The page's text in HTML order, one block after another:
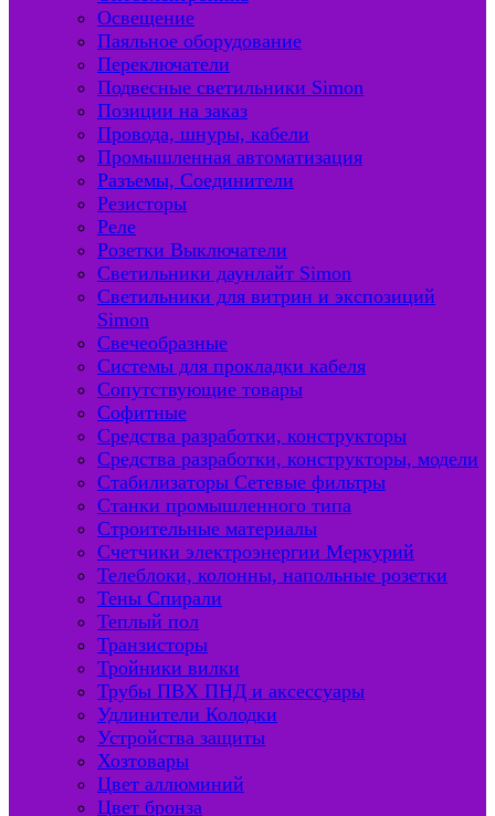
Освещение
Паяльное оборудование
Переключатели
Подвесные светильники Simon
Позиции на заказ
Провода, шнуры, кабели
Промышленная автоматизация
Разъемы, Соединители
Резисторы
Реле
Розетки Выключатели
Светильники даунлайт Simon
Светильники для витрин и экспозиций
Simon
Свечеобразные
Системы для прокладки кабеля
Сопутствующие товары
Софитные
Средства разработки, конструкторы
Средства разработки, конструкторы, модели
Стабилизаторы Сетевые фильтры
Станки промышленного типа
Строительные материалы
Счетчики электроэнергии Меркурий
Телеблоки, колонны, напольные розетки
Тены Спирали
Теплый пол
Транзисторы
Тройники вилки
Трубы ПВХ ПНД и аксессуары
Удлинители Колодки
Устройства защиты
Хозтовары
Цвет аллюминий
Цвет бронза